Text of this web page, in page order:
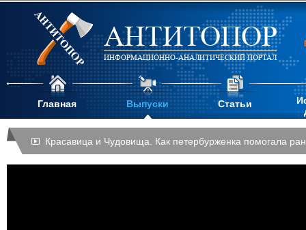
АНТИТОПОР
ИНФОРМАЦИОННО-АНАЛИТИЧЕСКИЙ ПОРТАЛ
Главная Выпуски Статьи
Красавица и Чудовища. Как петербурженка помогала